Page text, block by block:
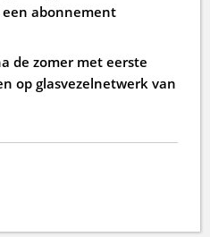
abonnement
de zomer met eerste
op glasvezelnetwerk van